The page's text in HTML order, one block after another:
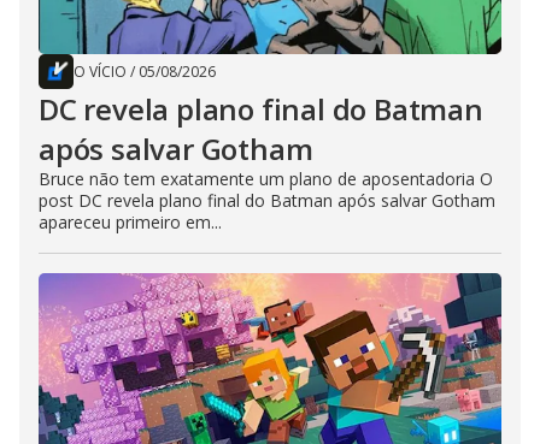
O VÍCIO / 05/08/2026
DC revela plano final do Batman
após salvar Gotham
Bruce não tem exatamente um plano de aposentadoria O
post DC revela plano final do Batman após salvar Gotham
apareceu primeiro em...